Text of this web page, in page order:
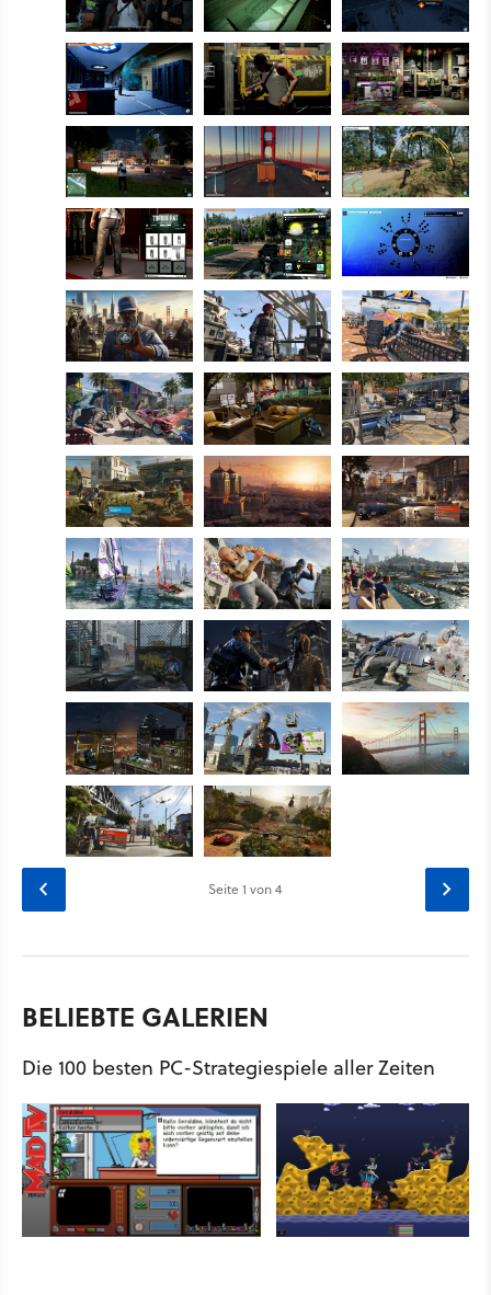
Seite1 von 4
BELIEBTE GALERIEN
Die 100 besten PC-Strategiespiele aller Zeiten